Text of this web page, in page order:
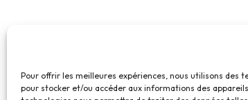
Pour offrir les meilleures expériences, nous utilisons des
pour stocker et/ou accéder aux informations des